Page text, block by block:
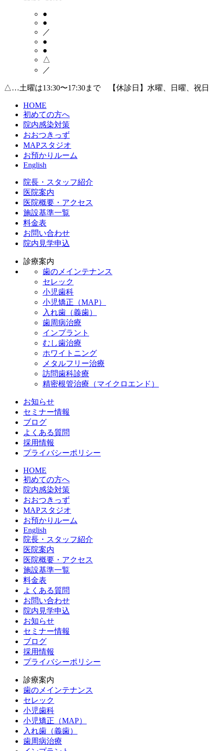
●
●
／
●
●
△
／
△…土曜は13:30〜17:30まで 【休診日】水曜、日曜、祝日
HOME
初めての方へ
院内感染対策
おおつきっず
MAPスタジオ
お預かりルーム
English
院長・スタッフ紹介
医院案内
医院概要・アクセス
施設基準一覧
料金表
お問い合わせ
院内見学申込
診療案内
歯のメインテナンス
セレック
小児歯科
小児矯正（MAP）
入れ歯（義歯）
歯周病治療
インプラント
むし歯治療
ホワイトニング
メタルフリー治療
訪問歯科診療
精密根管治療（マイクロエンド）
お知らせ
セミナー情報
ブログ
よくある質問
採用情報
プライバシーポリシー
HOME
初めての方へ
院内感染対策
おおつきっず
MAPスタジオ
お預かりルーム
English
院長・スタッフ紹介
医院案内
医院概要・アクセス
施設基準一覧
料金表
よくある質問
お問い合わせ
院内見学申込
お知らせ
セミナー情報
ブログ
採用情報
プライバシーポリシー
診療案内
歯のメインテナンス
セレック
小児歯科
小児矯正（MAP）
入れ歯（義歯）
歯周病治療